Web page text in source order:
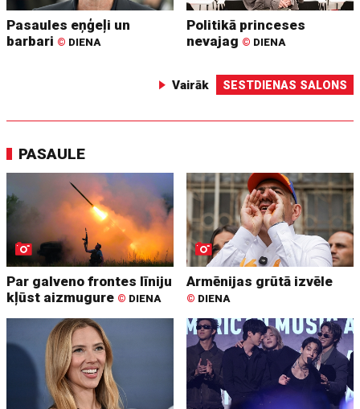
Pasaules eņģeļi un
barbari © DIENA
Politikā princeses
nevajag © DIENA
Vairāk SESTDIENAS SALONS
PASAULE
Par galveno frontes līniju
kļūst aizmugure © DIENA
Armēnijas grūtā izvēle
© DIENA